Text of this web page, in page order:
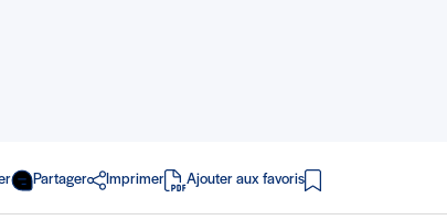
Partager Imprimer
en PDF
Ajouter aux favoris